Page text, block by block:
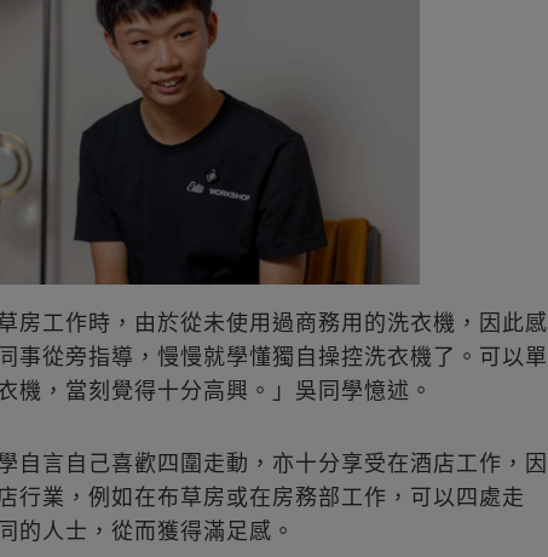
房工作時，由於從未使用過商務用的洗衣機，因此感
事從旁指導，慢慢就學懂獨自操控洗衣機了。可以單
機，當刻覺得十分高興。」吳同學憶述。
自言自己喜歡四圍走動，亦十分享受在酒店工作，因
行業，例如在布草房或在房務部工作，可以四處走
的人士，從而獲得滿足感。